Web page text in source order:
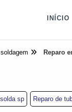
INÍCIO
Reparo
sp Reparo de